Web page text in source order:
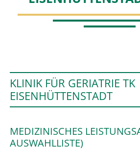
KLINIK FÜR GERIATRIE TK
EISENHÜTTENSTADT
MEDIZINISCHES
AUSWAHLLISTE)